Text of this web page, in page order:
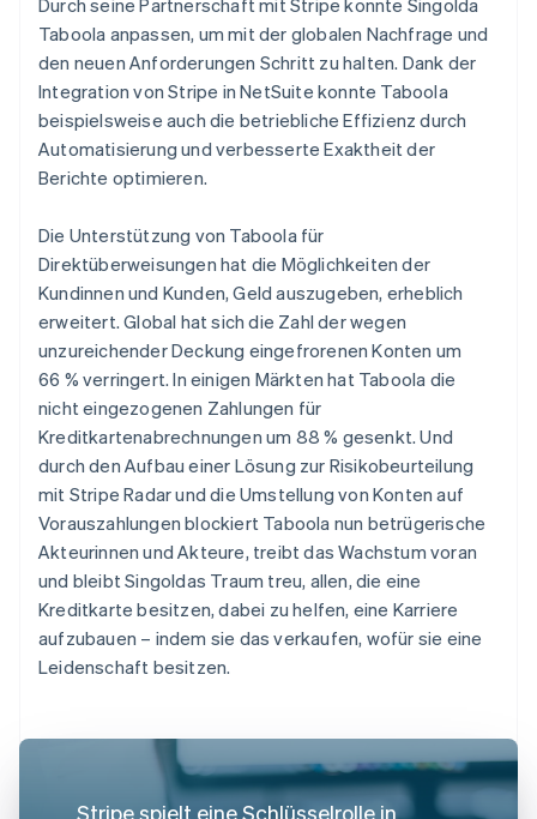
Taboola anpassen, um mit der globalen Nachfrage und
den neuen Anforderungen Schritt zu halten. Dank der
Integration von Stripe in NetSuite konnte Taboola
beispielsweise auch die betriebliche Effizienz durch
Automatisierung und verbesserte Exaktheit der
Berichte optimieren.
Die Unterstützung von Taboola für
Direktüberweisungen hat die Möglichkeiten der
Kundinnen und Kunden, Geld auszugeben, erheblich
erweitert. Global hat sich die Zahl der wegen
unzureichender Deckung eingefrorenen Konten um
66 % verringert. In einigen Märkten hat Taboola die
nicht eingezogenen Zahlungen für
Kreditkartenabrechnungen um 88 % gesenkt. Und
durch den Aufbau einer Lösung zur Risikobeurteilung
mit Stripe Radar und die Umstellung von Konten auf
Vorauszahlungen blockiert Taboola nun betrügerische
Akteurinnen und Akteure, treibt das Wachstum voran
und bleibt Singoldas Traum treu, allen, die eine
Kreditkarte besitzen, dabei zu helfen, eine Karriere
aufzubauen – indem sie das verkaufen, wofür sie eine
Leidenschaft besitzen.
Stripe spielt eine Schlüsselrolle in